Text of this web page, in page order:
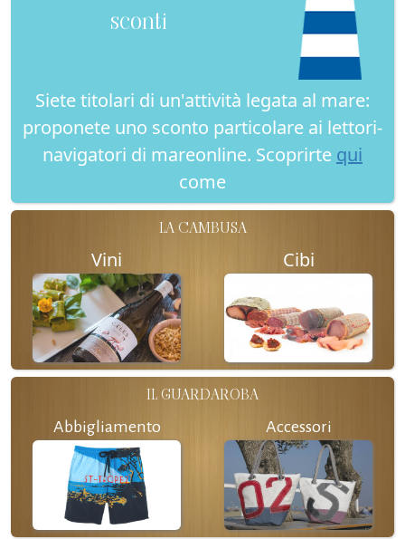
sconti
Siete titolari di un'attività legata al mare:
proponete uno sconto particolare ai lettori-
navigatori di mareonline. Scoprirte qui
come
LA CAMBUSA
Vini Cibi
IL GUARDAROBA
Abbigliamento Accessori